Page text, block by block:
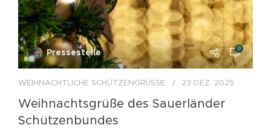
Pressestelle
0
WEIHNACHTLICHE SCHÜTZENGRÜSSE 23 DEZ. 2025
Weihnachtsgrüße des Sauerländer
Schützenbundes